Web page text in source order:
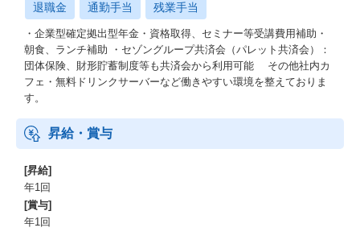
退職金 通勤手当 残業手当
・企業型確定拠出型年金・資格取得、セミナー等受講費用補助・
朝食、ランチ補助 ・セゾングループ共済会（パレット共済会）：
団体保険、財形貯蓄制度等も共済会から利用可能 その他社内カ
フェ・無料ドリンクサーバーなど働きやすい環境を整えておりま
す。
昇給・賞与
[昇給]
年1回
[賞与]
年1回